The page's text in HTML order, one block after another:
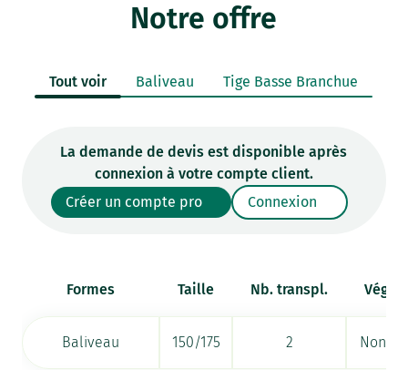
Notre offre
Tout voir Baliveau Tige Basse Branchue
La demande de devis est disponible après
connexion à votre compte client.
Créer un compte pro
Connexion
Formes Taille Nb. transpl.
Baliveau 150/175 2 Non